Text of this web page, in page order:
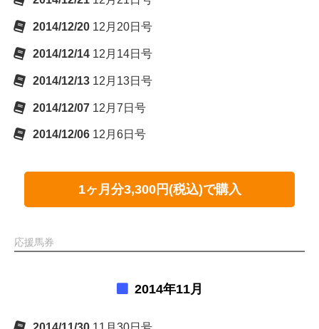
2014/12/20 12月20日号
2014/12/14 12月14日号
2014/12/13 12月13日号
2014/12/07 12月7日号
2014/12/06 12月6日号
1ヶ月分3,300円(税込)で購入
応援馬券
2014年11月